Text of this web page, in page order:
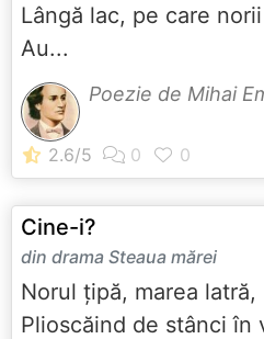
Lângă lac, pe care norii
Au...
Poezie de Mihai
Cine-i?
din drama Steaua mărei
Norul ţipă, marea latră,
Plioscăind de stânci în